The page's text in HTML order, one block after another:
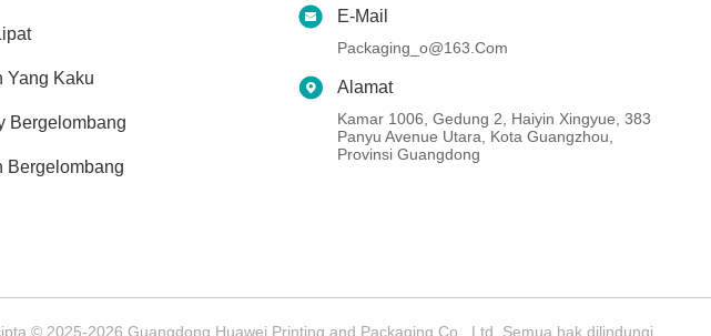
Yang Kaku
Bergelombang
Bergelombang
E-Mail
Packaging_o@163.com
Alamat
Kamar 1006, Gedung 2, Haiyin Xingyue, 383
Panyu Avenue Utara, Kota Guangzhou,
Provinsi Guangdong
© 2025-2026 Guangdong Huawei Printing and Packaging Co., Ltd. Semua hak dilindungi.